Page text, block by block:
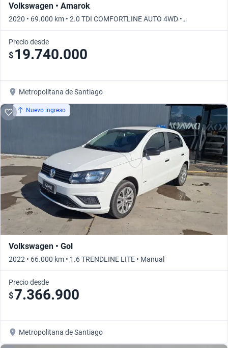
Volkswagen • Amarok
2020 • 69.000 km • 2.0 TDI COMFORTLINE AUTO 4WD •
Automático
Precio desde
$ 19.740.000
Metropolitana de Santiago
Nuevo ingreso
Volkswagen • Gol
2022 • 66.000 km • 1.6 TRENDLINE LITE • Manual
Precio desde
$7.366.900
Metropolitana de Santiago